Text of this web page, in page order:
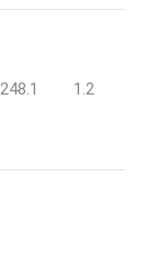
248.1 1.2